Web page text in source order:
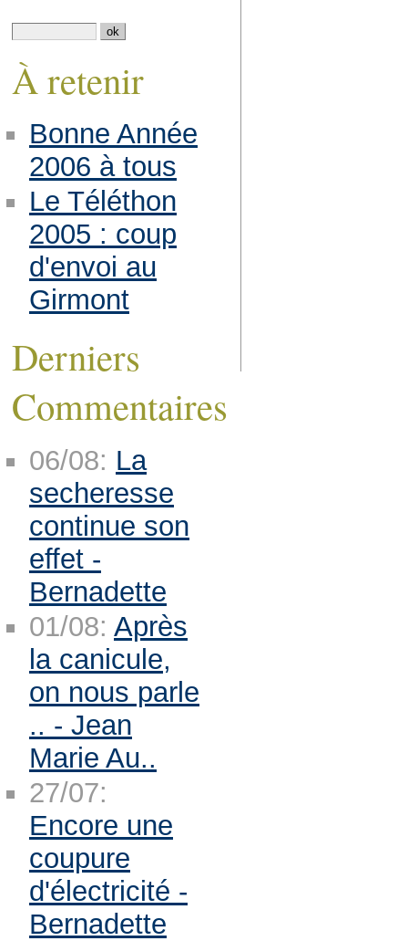
À retenir
Bonne Année
2006 à tous
Le Téléthon
2005 : coup
d'envoi au
Girmont
Derniers
Commentaires
06/08: La
secheresse
continue son
effet -
Bernadette
01/08: Après
la canicule,
on nous parle
.. - Jean
Marie Au..
27/07:
Encore une
coupure
d'électricité -
Bernadette